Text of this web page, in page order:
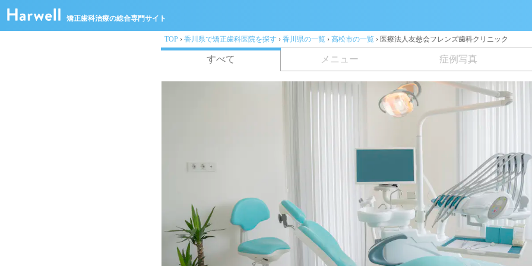
矯正歯科治療の総合専門サイト
TOP › 香川県で矯正歯科医院を探す › 香川県の一覧 › 高松市の一覧 › 医療法人友慈会フレンズ歯科クリニック
すべて メニュー 症例写真